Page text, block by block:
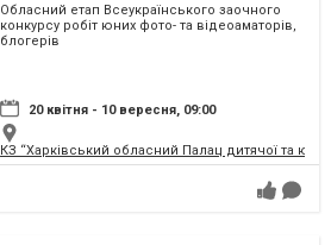
Обласний етап Всеукраїнського заочного
конкурсу робіт юних фото- та відеоаматорів,
блогерів
20 квітня - 10 вересня, 09:00
КЗ “Харківський обласний Палац дитячої та